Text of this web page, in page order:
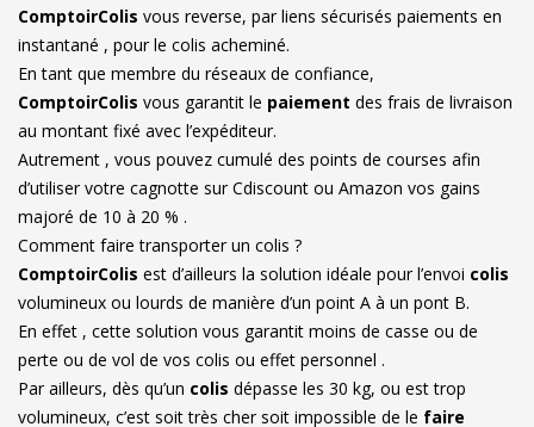
ComptoirColis vous reverse, par liens sécurisés paiements en
instantané , pour le colis acheminé.
En tant que membre du réseaux de confiance,
ComptoirColis vous garantit le paiement des frais de livraison
au montant fixé avec l’expéditeur.
Autrement , vous pouvez cumulé des points de courses afin
d’utiliser votre cagnotte sur Cdiscount ou Amazon vos gains
majoré de 10 à 20 % .
Comment faire transporter un colis ?
ComptoirColis est d’ailleurs la solution idéale pour l’envoi colis
volumineux ou lourds de manière d’un point A à un pont B.
En effet , cette solution vous garantit moins de casse ou de
perte ou de vol de vos colis ou effet personnel .
Par ailleurs, dès qu’un colis dépasse les 30 kg, ou est trop
volumineux, c’est soit très cher soit impossible de le faire